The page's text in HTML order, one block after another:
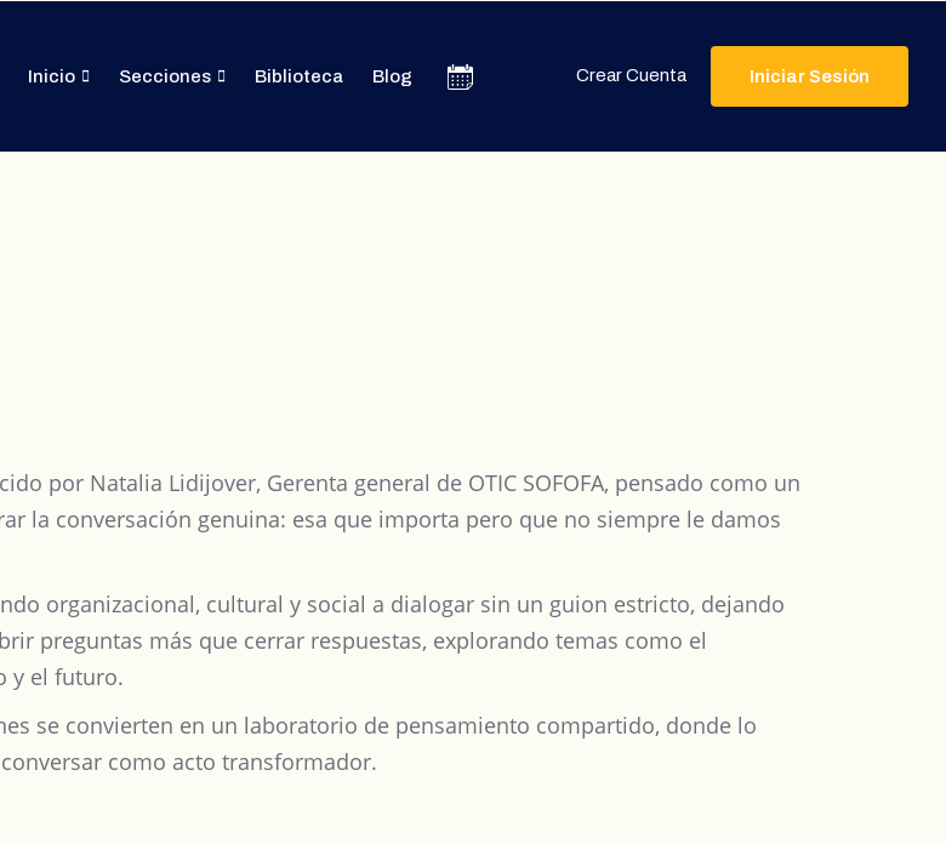
Inicio Secciones Biblioteca Blog Crear Cuenta Iniciar Sesión
por Natalia Lidijover, Gerenta general de OTIC SOFOFA, pensado como un
la conversación genuina: esa que importa pero que no siempre le damos
organizacional, cultural y social a dialogar sin un guion estricto, dejando
preguntas más que cerrar respuestas, explorando temas como el
y el futuro.
se convierten en un laboratorio de pensamiento compartido, donde lo
como acto transformador.